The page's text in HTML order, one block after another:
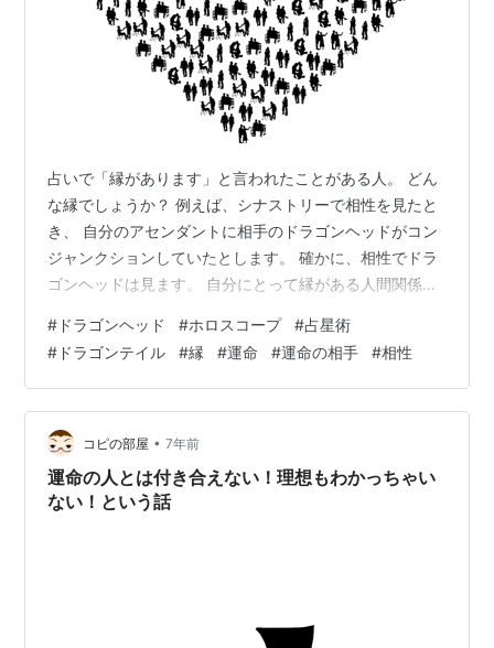
占いで「縁があります」と言われたことがある人。 どん
な縁でしょうか？ 例えば、シナストリーで相性を見たと
き、 自分のアセンダントに相手のドラゴンヘッドがコン
ジャンクションしていたとします。 確かに、相性でドラ
ゴンヘッドは見ます。 自分にとって縁がある人間関係で
ラゴンヘッドの縁というのは その人にとって良い縁か悪
い縁かはさておき、ただ縁がある、という事です。 ビジ
ネス上で関りの深い縁。 家族の縁。親友としての縁。 な
ぜか一方的に好かれてストーカー対象にされる縁。 もち
ろん結婚に至る縁もあります。 よく恋愛関連の占いで
は、 ドラゴンヘッドとアセン…
# ドラゴンヘッド #ホロスコープ #占星術
# ドラゴンテイル #縁 #運命 #運命の相手 #相性
コピの部屋 • 7年前
運命の人とは付き合えない！理想もわかっちゃい
ない！という話